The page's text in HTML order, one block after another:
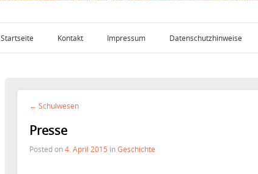
Startseite Kontakt Impressum Datenschutzhinweise
← Schulwesen
Presse
Posted on4. April 2015 inGeschichte